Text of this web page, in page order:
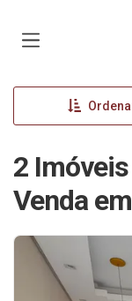
2
Venda